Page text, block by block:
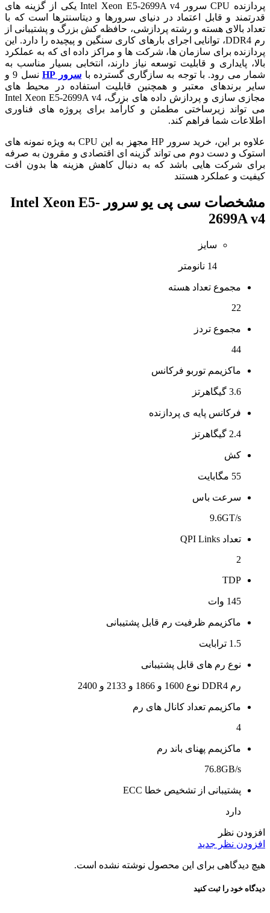
پردازنده CPU سرور Intel Xeon E5-2699A v4 یکی از گزینه های
قدرتمند و قابل اعتماد در دنیای سرورها و دیتاسنترها است که با
تعداد بالای هسته و رشته پردازشی، حافظه کش بزرگ و پشتیبانی از
رم DDR4، توانایی اجرای بارهای کاری سنگین و پیچیده را دارد. این
پردازنده برای سازمان ها، شرکت ها و مراکز داده ای که به عملکرد
بالا، پایداری و قابلیت توسعه نیاز دارند، انتخابی بسیار مناسب به
شمار می رود. با توجه به سازگاری گسترده با سرور HP
نسل 9 و
سایر برندهای معتبر و همچنین قابلیت استفاده در محیط های
مجازی سازی و پردازش داده های بزرگ، Intel Xeon E5-2699A v4
می تواند زیرساختی مطمئن و کارآمد برای پروژه های فناوری
اطلاعات شما فراهم کند.
علاوه بر این، خرید سرور HP مجهز به این CPU به ویژه نمونه های
استوک و دست دوم می تواند گزینه ای اقتصادی و مقرون به صرفه
برای شرکت هایی باشد که به دنبال کاهش هزینه ها بدون افت
کیفیت و عملکرد هستند
مشخصات
سی پی یو سرور Intel Xeon E5-
2699A v4
سایز
14 نانومتر
مجموع تعداد هسته
22
مجموع تردز
44
ماکزیمم توربو فرکانس
3.6 گیگاهرتز
فرکانس پایه ی پردازنده
2.4 گیگاهرتز
کش
55 مگابایت
سرعت باس
9.6GT/s
تعداد QPI Links
2
TDP
145 وات
ماکزیمم ظرفیت رم قابل پشتیبانی
1.5 ترابایت
نوع رم های قابل پشتیبانی
رم DDR4 نوع 1600 و 1866 و 2133 و 2400
ماکزیمم تعداد کانال های رم
4
ماکزیمم پهنای باند رم
76.8GB/s
پشتیبانی از تشخیص خطا ECC
دارد
افزودن نظر
افزودن نظر جدید
هیچ دیدگاهی برای این محصول نوشته نشده است.
دیدگاه خود را ثبت کنید